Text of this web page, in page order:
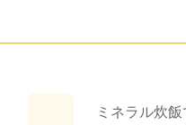
ミネラル炊飯